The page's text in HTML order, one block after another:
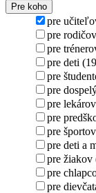
Pre koho
pre
pre
pre
pre deti
pre
pre
pre
pre
pre
pre deti a
pre
pre
pre